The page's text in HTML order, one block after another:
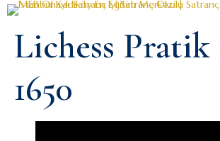
Lichess Pratik
1650